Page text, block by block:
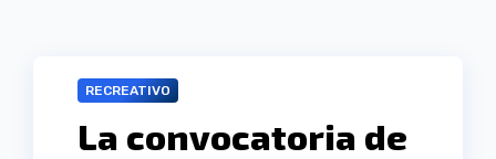
RECREATIVO
La convocatoria de